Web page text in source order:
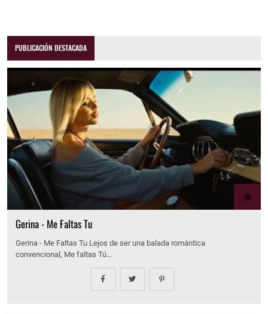
PUBLICACIÓN DESTACADA
Gerina - Me Faltas Tu
Gerina - Me Faltas Tu Lejos de ser una balada romántica
convencional, Me faltas Tú…